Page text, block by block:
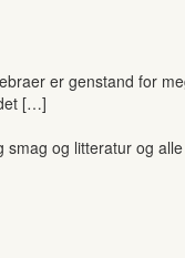
er genstand for
[…]
og litteratur og